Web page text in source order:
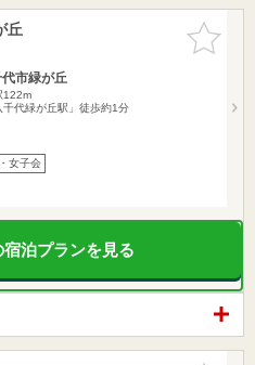
お気に入
りに追加
丘
市緑が丘
122m
千代緑が丘駅」徒歩約1分
女子会
泊プランを見る